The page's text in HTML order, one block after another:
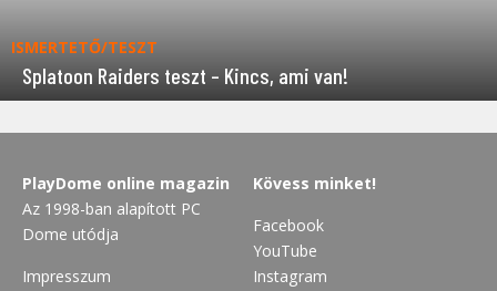
ISMERTETŐ/TESZT
Splatoon Raiders teszt – Kincs, ami van!
PlayDome online magazin
Az 1998-ban alapított PC
Dome utódja
Impresszum
Kövess minket!
Facebook
YouTube
Instagram